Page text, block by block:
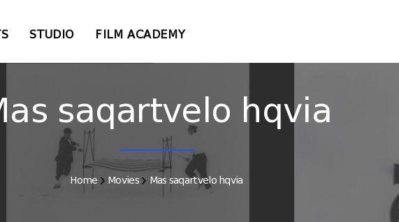
STUDIO FILM ACADEMY
saqartvelo hqvia
Home Movies Mas saqartvelo hqvia